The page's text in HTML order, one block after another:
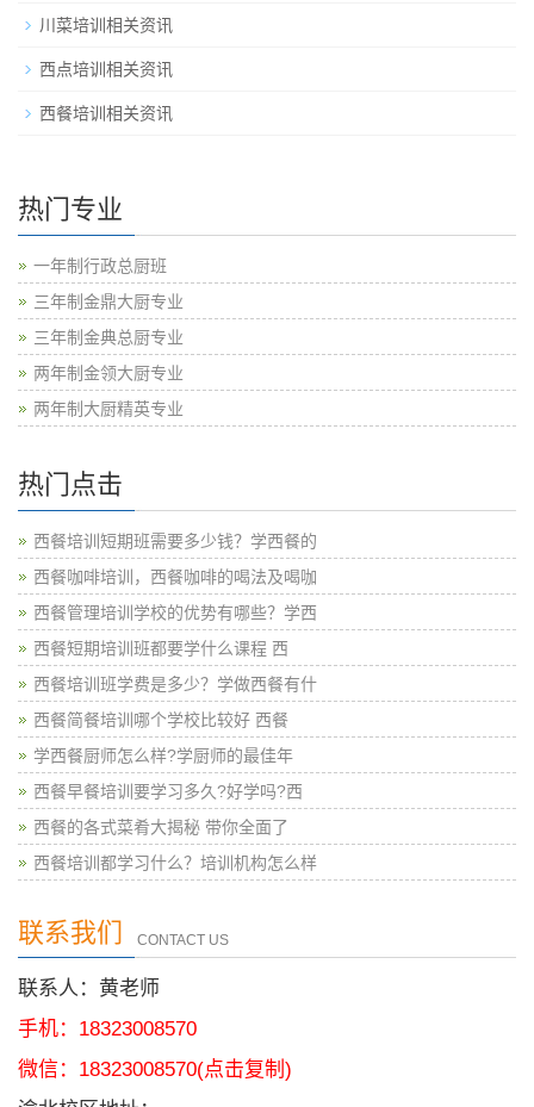
川菜培训相关资讯
西点培训相关资讯
西餐培训相关资讯
热门专业
一年制行政总厨班
三年制金鼎大厨专业
三年制金典总厨专业
两年制金领大厨专业
两年制大厨精英专业
热门点击
西餐培训短期班需要多少钱？学西餐的
西餐咖啡培训，西餐咖啡的喝法及喝咖
西餐管理培训学校的优势有哪些？学西
西餐短期培训班都要学什么课程 西
西餐培训班学费是多少？学做西餐有什
西餐简餐培训哪个学校比较好 西餐
学西餐厨师怎么样?学厨师的最佳年
西餐早餐培训要学习多久?好学吗?西
西餐的各式菜肴大揭秘 带你全面了
西餐培训都学习什么？培训机构怎么样
联系我们 CONTACT US
联系人：黄老师
手机：18323008570
微信： 18323008570(点击复制)